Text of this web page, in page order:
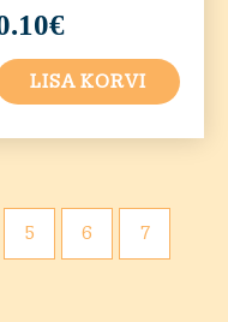
€
LISA KORVI
5 6 7